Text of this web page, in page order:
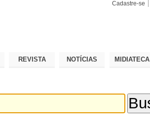
Cadastre-se
REVISTA NOTÍCIAS MIDIATECA